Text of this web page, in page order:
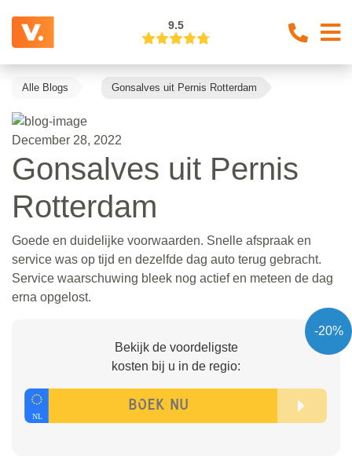
9.5
Alle Blogs Gonsalves uit Pernis Rotterdam
December 28, 2022
Gonsalves uit Pernis
Rotterdam
Goede en duidelijke voorwaarden. Snelle afspraak en
service was op tijd en dezelfde dag auto terug gebracht.
Service waarschuwing bleek nog actief en meteen de dag
erna opgelost.
-20%
Bekijk de voordeligste
kosten bij u in de regio: